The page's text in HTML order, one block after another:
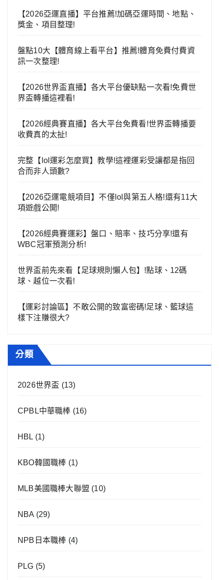
【2026亞運直播】平台推薦!加碼亞運時間、地點、
獎金、項目整理!
盤點10大【體育線上看平台】推薦!體育免費付費資
訊一次整理!
【2026世界盃直播】各大平台優缺點一次看!免費世
界盃轉播這裡看!
【2026經典賽直播】各大平台免費看!世界盃轉播要
收費真的太扯!
完整【lol運彩怎麼買】教學!這裡運彩受讓都是指回
合而非人頭數?
【2026亞運電競項目】不僅lol與第五人格!還有11大
項遊戲公開!
【2026經典賽運彩】盤口、賠率、技巧分享!還有
WBC冠軍預測分析!
世界盃前先來看【足球規則懶人包】!點球、12碼
球、越位一次看!
【運彩討論區】不敢公開的致富密碼!足球、籃球這
樣下注賺很大?
分類
2026世界盃 (13)
CPBL中華職棒 (16)
HBL (1)
KBO韓國職棒 (1)
MLB美國職棒大聯盟 (10)
NBA (29)
NPB日本職棒 (4)
PLG (5)